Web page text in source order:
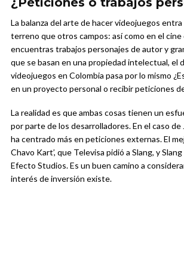
La balanza del arte de hacer videojuegos entra
terreno que otros campos: así como en el cine
encuentras trabajos personajes de autor y
que se basan en una propiedad intelectual, el
videojuegos en Colombia pasa por lo mismo
en un proyecto personal o recibir peticiones
La realidad es que ambas cosas tienen un
por parte de los desarrolladores. En el caso
ha centrado más en peticiones externas. El
Chavo Kart’, que Televisa pidió a Slang, y
Efecto Studios. Es un buen camino a
interés de inversión existe.